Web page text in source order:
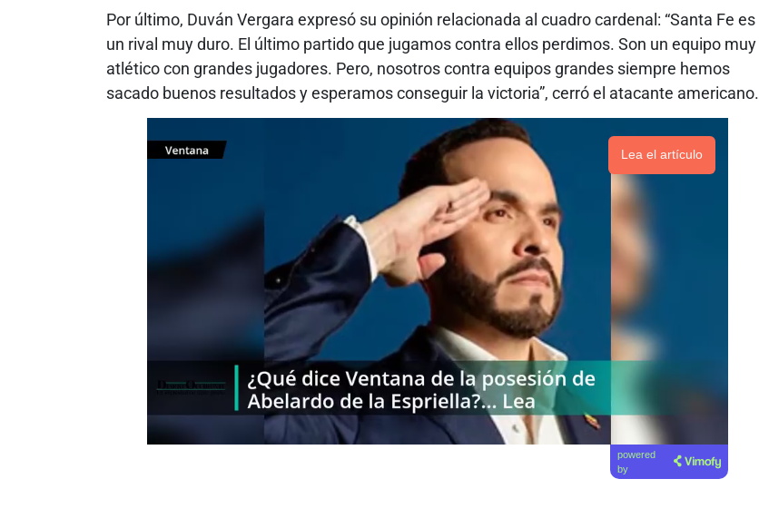
Por último, Duván Vergara expresó su opinión relacionada al cuadro cardenal: “Santa Fe es
un rival muy duro. El último partido que jugamos contra ellos perdimos. Son un equipo muy
atlético con grandes jugadores. Pero, nosotros contra equipos grandes siempre hemos
sacado buenos resultados y esperamos conseguir la victoria”, cerró el atacante americano.
Lea el artículo
powered
by